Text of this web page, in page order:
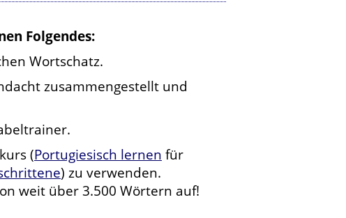
Folgendes:
Wortschatz.
zusammengestellt und
(Portugiesisch lernen für
) zu verwenden.
weit über 3.500 Wörtern auf!